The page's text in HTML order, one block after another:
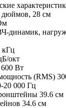
28 см
динамик,
кГц
окт
Вт
(RMS)
20 000 Гц
39.6 см
34.6 см